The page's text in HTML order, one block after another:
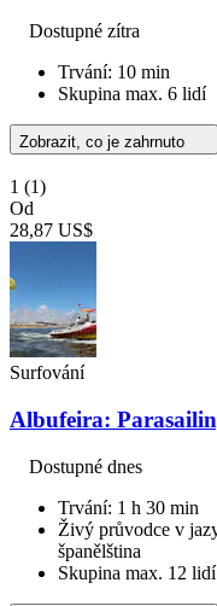
Dostupné zítra
Trvání: 10 min
Skupina max. 6 lidí
Zobrazit, co je zahrnuto
1 (1)
Od
28,87 US$
Surfování
Albufeira:
Dostupné dnes
Trvání: 1 h 30 min
Živý průvodce v
španělština
Skupina max. 12 lidí